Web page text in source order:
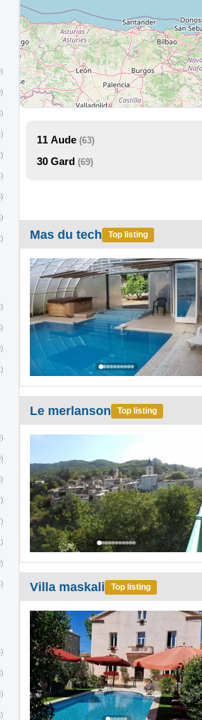
11 Aude (63)
30 Gard (69)
Mas du tech Top listing
Le merlanson Top listing
Villa maskali Top listing